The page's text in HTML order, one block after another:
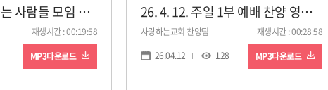
26. 7. 11. 사랑하는 사람들 모임 찬양 영상ㅣ사랑하는교회
재생시간 : 00:19:58
MP3다운로드
26. 4. 12. 주일 1부 예배 찬양 영상ㅣ사랑하는교회
사랑하는교회 찬양팀
재생시간 : 00:28:58
26.04.12
128 MP3다운로드